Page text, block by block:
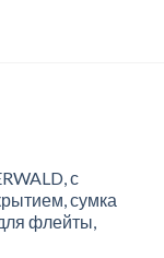
с
сумка
флейты,